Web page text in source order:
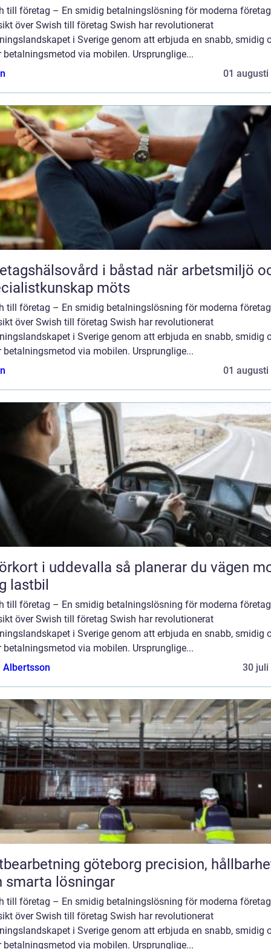
till företag – En smidig betalningslösning för moderna företag
över Swish till företag Swish har revolutionerat
i Sverige genom att erbjuda en snabb, smidig
betalningsmetod via mobilen. Ursprunglige...
01 augusti
i båstad när arbetsmiljö och
möts
till företag – En smidig betalningslösning för moderna företag
över Swish till företag Swish har revolutionerat
i Sverige genom att erbjuda en snabb, smidig
betalningsmetod via mobilen. Ursprunglige...
01 augusti
i uddevalla så planerar du vägen mot
lastbil
till företag – En smidig betalningslösning för moderna företag
över Swish till företag Swish har revolutionerat
i Sverige genom att erbjuda en snabb, smidig
betalningsmetod via mobilen. Ursprunglige...
Albertsson
30 juli
göteborg precision, hållbarhet
smarta lösningar
till företag – En smidig betalningslösning för moderna företag
över Swish till företag Swish har revolutionerat
i Sverige genom att erbjuda en snabb, smidig
betalningsmetod via mobilen. Ursprunglige...